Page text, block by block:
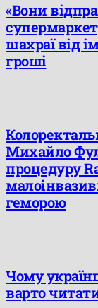
«Вони
шахраї від
гроші
Михайло
процедуру
геморою
Чому
варто